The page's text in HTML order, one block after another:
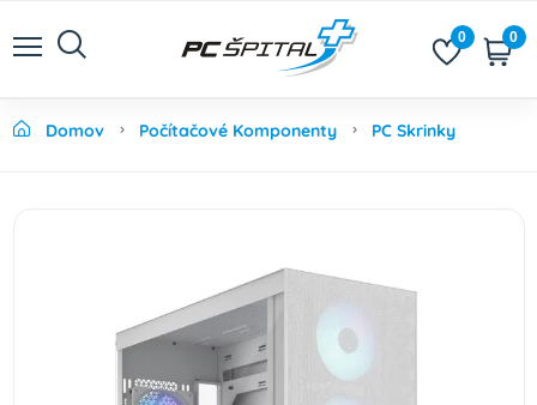
0 0
Domov Počítačové Komponenty PC Skrinky